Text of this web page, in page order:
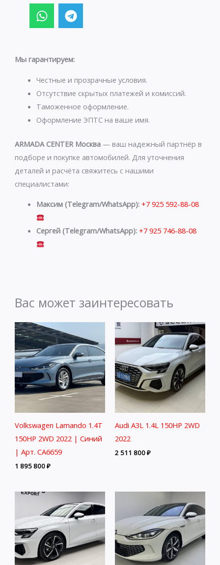
W
h
a
s
p
p
T
e
l
g
a
m
Мы гарантируем:
Честные и прозрачные условия.
Отсутствие скрытых платежей и комиссий.
Таможенное оформление.
Оформление ЭПТС на ваше имя.
ARMADA CENTER Москва — ваш надежный партнёр в
подборе и покупке автомобилей. Для уточнения
деталей и расчёта свяжитесь с нашими
специалистами:
Максим (Telegram/WhatsApp): +7 925 592-88-08
Сергей (Telegram/WhatsApp): +7 925 746-88-08
Вас может заинтересовать
Volkswagen Lamando 1.4T
150HP 2WD 2022 | Синий
| Арт. CA6659
1 895 800₽
Audi A3L 1.4L 150HP 2WD
2022
2 511 800₽